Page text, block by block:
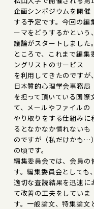
企画シンポジウムを開催
する予定です。今回の編
ーマをどうするかという、
議論がスタートしました。
ところで、これまで編
ングリストのサービス
を利用してきたのですが
日本質的心理学会事務局
を担って頂いている国際
て、メールやファイルの
やり取りをする仕組みに
るとなかなか慣れないも
のですが（私だけかも…
の頃です。
編集委員会では、会員の
す。編集委員会としても、
適切な査読結果を迅速に
て改善の工夫をしていま
す。一般論文、特集論文